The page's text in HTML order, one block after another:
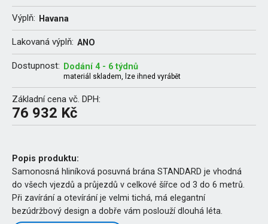
Výplň: Havana
Lakovaná výplň: ANO
Dostupnost: Dodání 4 - 6 týdnů
materiál skladem, lze ihned vyrábět
Základní cena vč. DPH:
76 932 Kč
Popis produktu:
Samonosná hliníková posuvná brána STANDARD je vhodná
do všech vjezdů a průjezdů v celkové šířce od 3 do 6 metrů.
Při zavírání a otevírání je velmi tichá, má elegantní
bezúdržbový design a dobře vám poslouží dlouhá léta.